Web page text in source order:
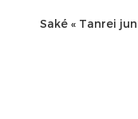
Saké « Tanrei